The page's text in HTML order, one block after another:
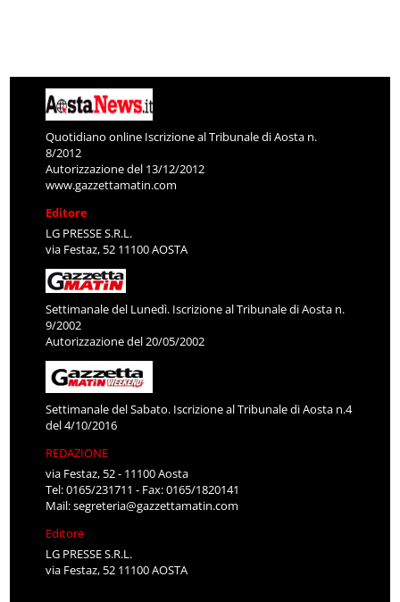
Quotidiano online Iscrizione al Tribunale di Aosta n.
8/2012
Autorizzazione del 13/12/2012
www.gazzettamatin.com
Editore
LG PRESSE S.R.L.
via Festaz, 52 11100 AOSTA
Settimanale del Lunedì. Iscrizione al Tribunale di Aosta n.
9/2002
Autorizzazione del 20/05/2002
Settimanale del Sabato. Iscrizione al Tribunale di Aosta n.4
del 4/10/2016
REDAZIONE
via Festaz, 52 - 11100 Aosta
Tel: 0165/231711 - Fax: 0165/1820141
Mail:segreteria@gazzettamatin.com
Editore
LG PRESSE S.R.L.
via Festaz, 52 11100 AOSTA